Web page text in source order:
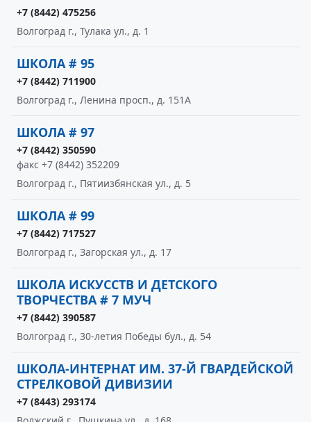
+7 (8442) 475256
Волгоград г., Тулака ул., д. 1
ШКОЛА # 95
+7 (8442) 711900
Волгоград г., Ленина просп., д. 151А
ШКОЛА # 97
+7 (8442) 350590
факс +7 (8442) 352209
Волгоград г., Пятиизбянская ул., д. 5
ШКОЛА # 99
+7 (8442) 717527
Волгоград г., Загорская ул., д. 17
ШКОЛА ИСКУССТВ И ДЕТСКОГО
ТВОРЧЕСТВА # 7 МУЧ
+7 (8442) 390587
Волгоград г., 30-летия Победы бул., д. 54
ШКОЛА-ИНТЕРНАТ ИМ. 37-Й ГВАРДЕЙСКОЙ
СТРЕЛКОВОЙ ДИВИЗИИ
+7 (8443) 293174